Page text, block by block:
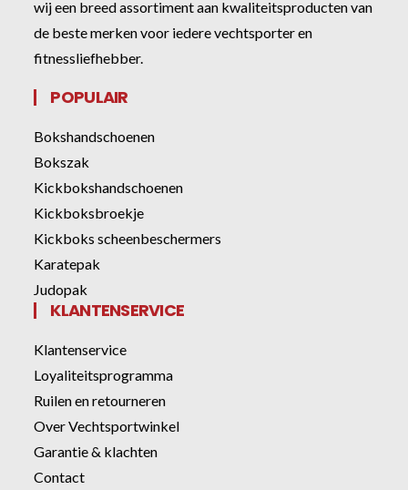
wij een breed assortiment aan kwaliteitsproducten van
de beste merken voor iedere vechtsporter en
fitnessliefhebber.
POPULAIR
Bokshandschoenen
Bokszak
Kickbokshandschoenen
Kickboksbroekje
Kickboks scheenbeschermers
Karatepak
Judopak
KLANTENSERVICE
Klantenservice
Loyaliteitsprogramma
Ruilen en retourneren
Over Vechtsportwinkel
Garantie & klachten
Contact